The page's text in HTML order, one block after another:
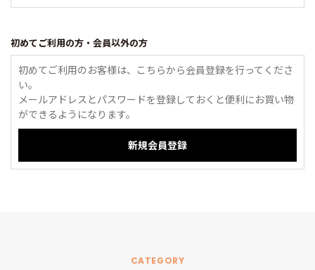
初めてご利用の方・会員以外の方
初めてご利用のお客様は、こちらから会員登録を行ってくださ
い。
メールアドレスとパスワードを登録しておくと便利にお買い物
ができるようになります。
CATEGORY